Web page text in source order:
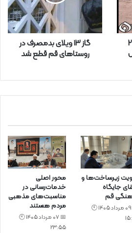
۲۳
گاز ۱۳ ویلای بدمصرف در
روستاهای قم قطع شد
زیرساخت‌ها و
جایگاه
قم
📅 09 مرداد 1405 🕙
محور اصلی
خدمات‌رسانی در
مناسبت‌های مذهبی
مردم هستند
📅 07 مرداد 1405 🕙
23:55